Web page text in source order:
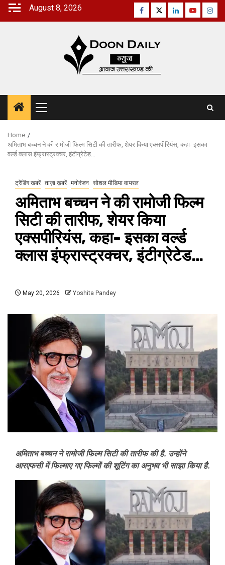
Skip
August 8, 2026 Facebook
TwitterLinkedinYoutube
Primary
Menu
Home
अमिताभ बच्चन ने की रामोजी फिल्म सिटी की तारीफ, शेयर किया एक्सपीरियंस, कहा- इसका
वर्ल्ड क्लास इंफ्रास्ट्रक्चर, इंटीग्रेटेड…
ट्रेंडिंग खबरें ताज़ा ख़बरें मनोरंजन सोशल मीडिया वायरल
अमिताभ बच्चन ने की रामोजी फिल्म
सिटी की तारीफ, शेयर किया
एक्सपीरियंस, कहा- इसका वर्ल्ड
क्लास इंफ्रास्ट्रक्चर, इंटीग्रेटेड…
May 20, 2026 Yoshita Pandey
अमिताभ बच्चन ने रामोजी फिल्म सिटी की तारीफ की है. उन्होंने
आरएफसी में फिल्माए गए फिल्मों की शूटिंग का अनुभव भी साझा किया है.